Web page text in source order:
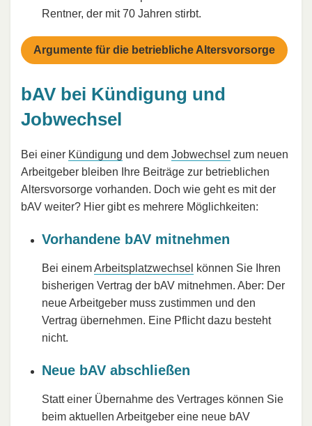
Rentner, der mit 70 Jahren stirbt.
Argumente für die betriebliche Altersvorsorge
bAV bei Kündigung und
Jobwechsel
Bei einer Kündigung und dem Jobwechsel zum neuen
Arbeitgeber bleiben Ihre Beiträge zur betrieblichen
Altersvorsorge vorhanden. Doch wie geht es mit der
bAV weiter? Hier gibt es mehrere Möglichkeiten:
Vorhandene bAV mitnehmen
Bei einemArbeitsplatzwechsel können Sie Ihren
bisherigen Vertrag der bAV mitnehmen. Aber: Der
neue Arbeitgeber muss zustimmen und den
Vertrag übernehmen. Eine Pflicht dazu besteht
nicht.
Neue bAV abschließen
Statt einer Übernahme des Vertrages können Sie
beim aktuellen Arbeitgeber eine neue bAV